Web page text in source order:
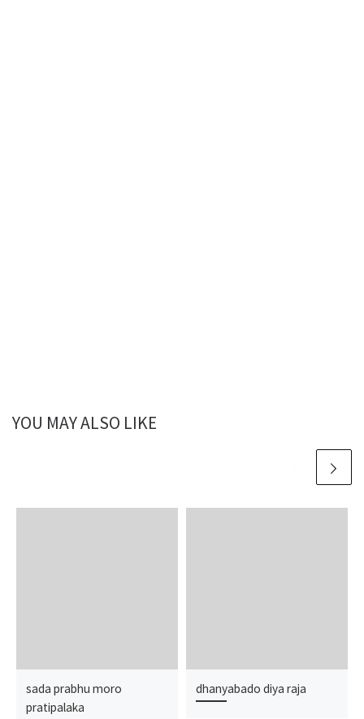
YOU MAY ALSO LIKE
sada prabhu moro
pratipalaka
dhanyabado diya raja